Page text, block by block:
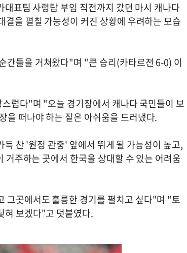
표팀 사령탑 부임 직전까지 갔던 마시 캐나다
을 펼칠 가능성이 커진 상황에 우려하는 모습
간들을 거쳐왔다"며 "큰 승리(카타르전 6-0) 이
럽다"며 "오늘 경기장에서 캐나다 국민들이 보
을 떠나야 하는 짙은 아쉬움을 드러냈다.
찬 '원정 관중' 앞에서 뛰게 될 가능성이 높고,
주하는 곳에서 한국을 상대할 수 있는 어려움
그곳에서도 훌륭한 경기를 펼치고 싶다"며 "토
혀 보겠다"고 덧붙였다.